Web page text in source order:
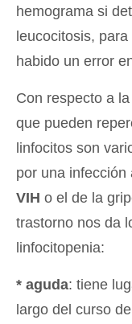
hemograma si
leucocitosis,
habido un error
Con respecto a
que pueden
linfocitos son
por una infección
VIH o el de la
trastorno nos da
linfocitopenia:
* aguda: tiene
largo del curso